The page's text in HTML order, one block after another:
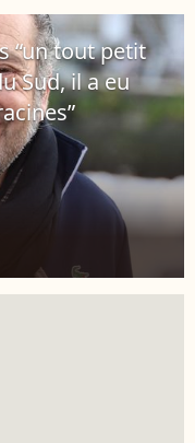
“un tout petit
Sud, il a eu